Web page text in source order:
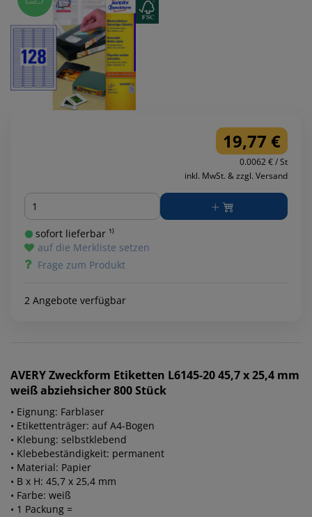
19,77 €
0.0062 € / St
inkl. MwSt. & zzgl. Versand
Menge
sofort lieferbar ¹⁾
auf die Merkliste setzen
Frage zum Produkt
2 Angebote verfügbar
AVERY Zweckform Etiketten L6145-20 45,7 x 25,4 mm
weiß abziehsicher 800 Stück
• Eignung: Farblaser
• Etikettenträger: auf A4-Bogen
• Klebung: selbstklebend
• Klebebeständigkeit: permanent
• Material: Papier
• B x H: 45,7 x 25,4 mm
• Farbe: weiß
• 1 Packung =